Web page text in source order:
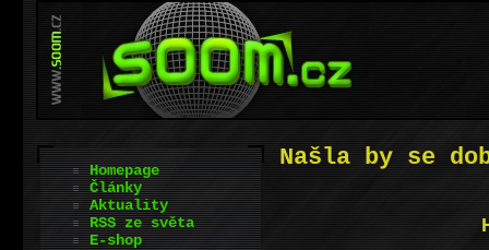
Našla by se
Homepage
Články
Aktuality
RSS ze světa
E-shop